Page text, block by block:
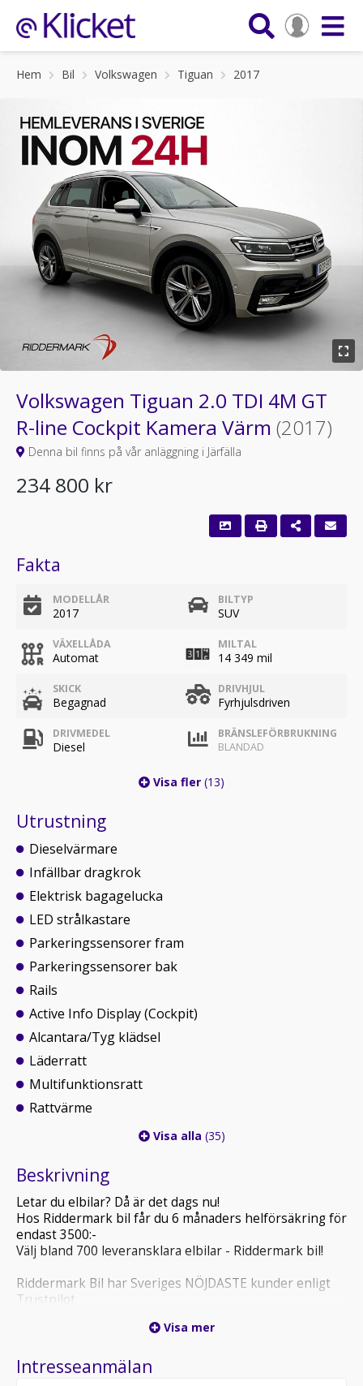
Hem Bil Volkswagen Tiguan 2017
Volkswagen Tiguan 2.0 TDI 4M GT
R-line Cockpit Kamera Värm (2017)
Denna bil finns på vår anläggning i Järfälla
234 800 kr
Fakta
MODELLÅR
2017
BILTYP
SUV
VÄXELLÅDA
Automat
MILTAL
14 349 mil
SKICK
Begagnad
DRIVHJUL
Fyrhjulsdriven
DRIVMEDEL
Diesel
BRÄNSLEFÖRBRUKNING
BLANDAD
Visa fler (13)
Utrustning
Dieselvärmare
Infällbar dragkrok
Elektrisk bagagelucka
LED strålkastare
Parkeringssensorer fram
Parkeringssensorer bak
Rails
Active Info Display (Cockpit)
Alcantara/Tyg klädsel
Läderratt
Multifunktionsratt
Rattvärme
Visa alla (35)
Beskrivning
Letar du elbilar? Då är det dags nu!
Hos Riddermark bil får du 6 månaders helförsäkring för
endast 3500:-
Välj bland 700 leveransklara elbilar - Riddermark bil!
Riddermark Bil har Sveriges NÖJDASTE kunder enligt
Trustpilot
hemleverans i hela Sverige!*
Volkswagen Tiguan 2.0 TDI 4Motion GT R-Line – en
Visa mer
Intresseanmälan